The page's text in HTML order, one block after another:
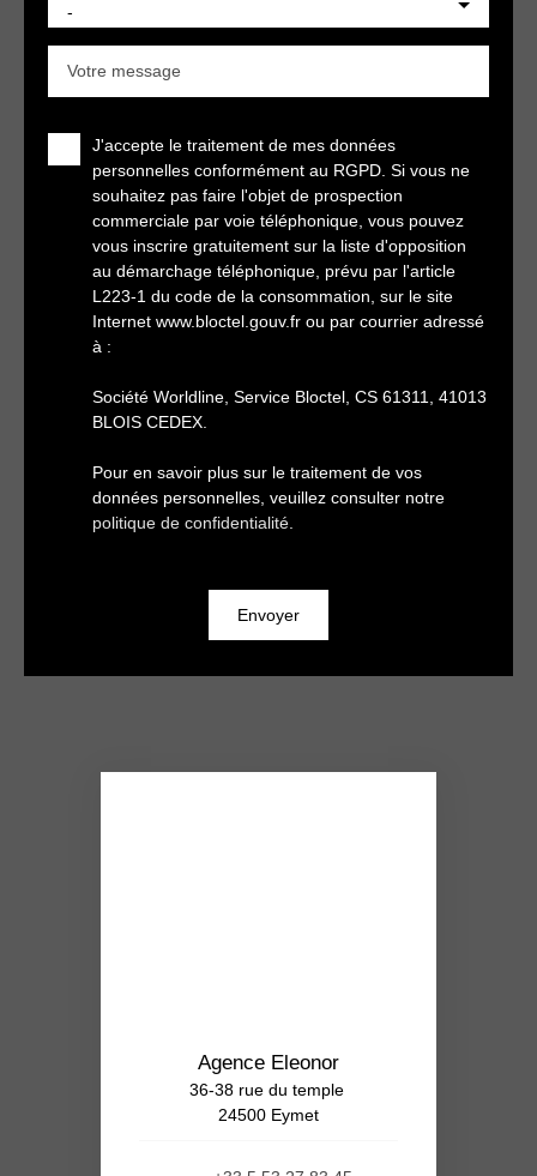
-
Votre message
J'accepte le traitement de mes données
personnelles conformément au RGPD. Si vous ne
souhaitez pas faire l'objet de prospection
commerciale par voie téléphonique, vous pouvez
vous inscrire gratuitement sur la liste d'opposition
au démarchage téléphonique, prévu par l'article
L223-1 du code de la consommation, sur le site
Internet www.bloctel.gouv.fr ou par courrier adressé
à :
Société Worldline, Service Bloctel, CS 61311, 41013
BLOIS CEDEX.
Pour en savoir plus sur le traitement de vos
données personnelles, veuillez consulter notre
politique de confidentialité.
Envoyer
Agence Eleonor
36-38 rue du temple
24500 Eymet